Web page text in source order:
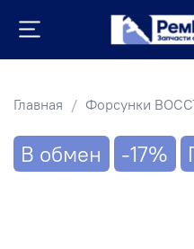
Главная Форсунки
В обмен -17%